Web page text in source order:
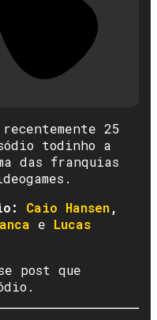
25
todinho a
das franquias
Caio Hansen,
e Lucas
post que